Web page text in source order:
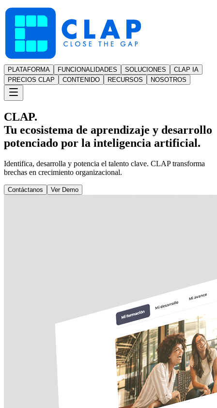
PLATAFORMA FUNCIONALIDADES SOLUCIONES
CLAP IA
PRECIOS CLAP
CONTENIDO RECURSOS NOSOTROS
CLAP.
Tu ecosistema de aprendizaje y desarrollo
potenciado por la inteligencia artificial.
Identifica, desarrolla y potencia el talento clave. CLAP transforma
brechas en crecimiento organizacional.
Contáctanos Ver Demo